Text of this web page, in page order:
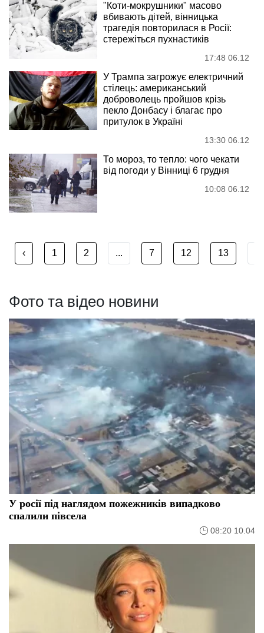
"Коти-мокрушники" масово
вбивають дітей, вінницька
трагедія повторилася в Росії:
стережіться пухнастиків
17:48 06.12
У Трампа загрожує електричний
стілець: американський
доброволець пройшов крізь
пекло Донбасу і благає про
притулок в Україні
13:30 06.12
То мороз, то тепло: чого чекати
від погоди у Вінниці 6 грудня
10:08 06.12
‹ 1 2 ... 7 12 13
Фото та відео новини
У росії під наглядом пожежників випадково
спалили півсела
08:20 10.04